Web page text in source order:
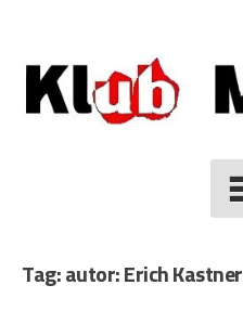
to
content
Tag: autor: Erich Kastner